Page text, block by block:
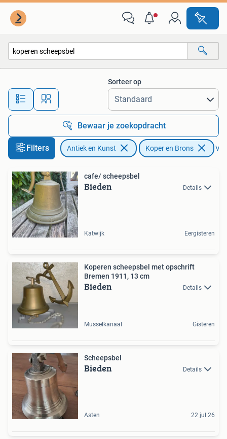
Alle afstanden…
Sorteer op
Bewaar je zoekopdracht
Filters Antiek en Kunst Koper en Brons
cafe/ scheepsbel
Bieden Details
Katwijk Eergisteren
Koperen scheepsbel met opschrift
Bremen 1911, 13 cm
Bieden Details
Musselkanaal Gisteren
Scheepsbel
Bieden Details
Asten 22 jul 26